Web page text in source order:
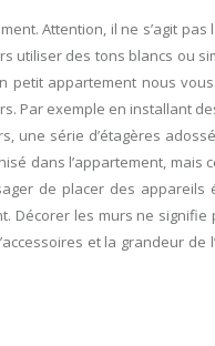
Attention, il ne s’agit pas
utiliser des tons blancs ou
petit appartement nous
Par exemple en installant
une série d’étagères
dans l’appartement, mais
de placer des appareils
Décorer les murs ne signifie
et la grandeur de